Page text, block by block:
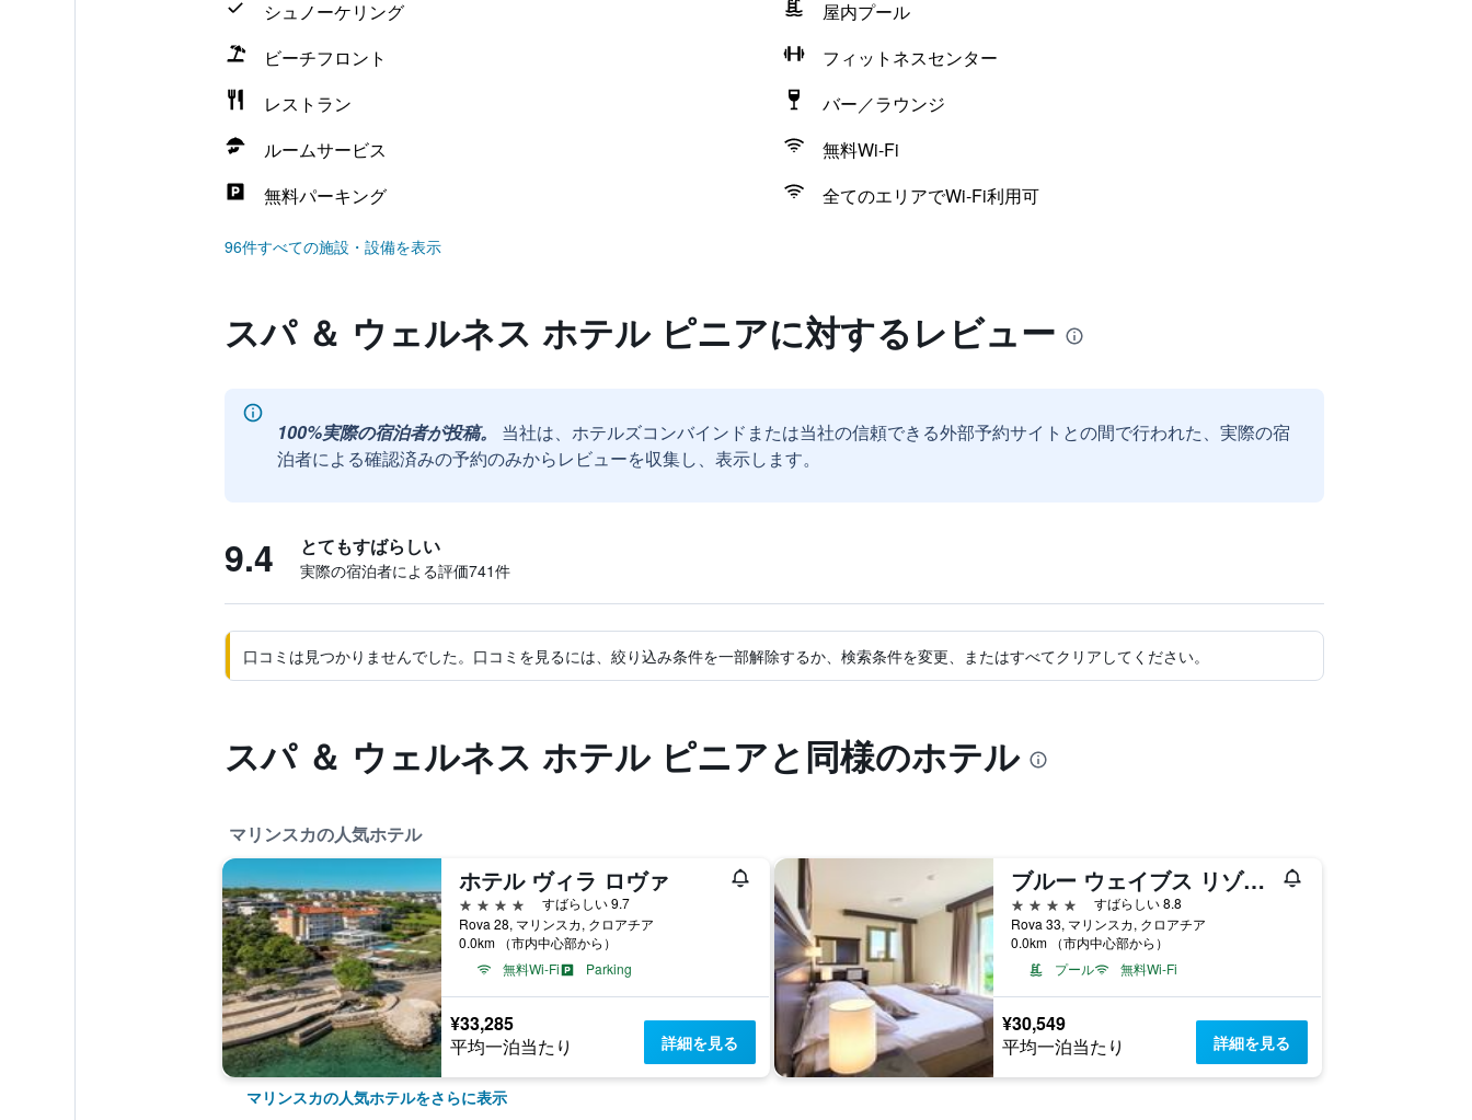
シュノーケリング
屋内プール
ビーチフロント
フィットネスセンター
レストラン
バー／ラウンジ
ルームサービス
無料Wi-Fi
無料パーキング
全てのエリアでWi-Fi利用可
96件すべての施設・設備を表示
スパ ＆ ウェルネス ホテル ピニアに対するレビュー
100%実際の宿泊者が投稿。
当社は、ホテルズコンバインドまたは当社の信頼できる外部予約サイトとの間で行われた、実際の宿
泊者による確認済みの予約のみからレビューを収集し、表示します。
9.4 とてもすばらしい
実際の宿泊者による評価741​件
口コミは見つかりませんでした。口コミを見るには、絞り込み条件を一部解除するか、検索条件を変更、またはすべてクリアしてください。
スパ ＆ ウェルネス ホテル ピニアと同様のホテル
マリンスカの人気ホテル
ホテル ヴィラ ロヴァ
4つ星
すばらしい 9.7
Rova 28, マリンスカ, クロアチア
0.0km （市内中心部から）
無料Wi-Fi
Parking
¥33,285
平均一泊当たり 詳細を見る
ブルー ウェイブス リゾート
4つ星
すばらしい 8.8
Rova 33, マリンスカ, クロアチア
0.0km （市内中心部から）
プール
無料Wi-Fi
¥30,549
平均一泊当たり 詳細を見る
マリンスカの人気ホテルをさらに表示